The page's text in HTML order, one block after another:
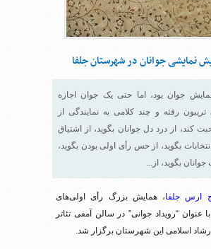
نمایشی جوانان در شهرستان جلفا
جوان بود، اما حتی یک جوان اجازه
تریبون رفته و چند کلامی به نمایندگی از
کند، از درد دل جوانان بگوید، از اشتیاق
بگوید، از حس رأی اولی بودن بگوید،
بگوید، از...
ارس جلفا، همایش بزرگ رأی اولی‌های
عنوان “رویداد جوانی” در سالن آمفی تئاتر
اسلامی این شهرستان برگزار شد.